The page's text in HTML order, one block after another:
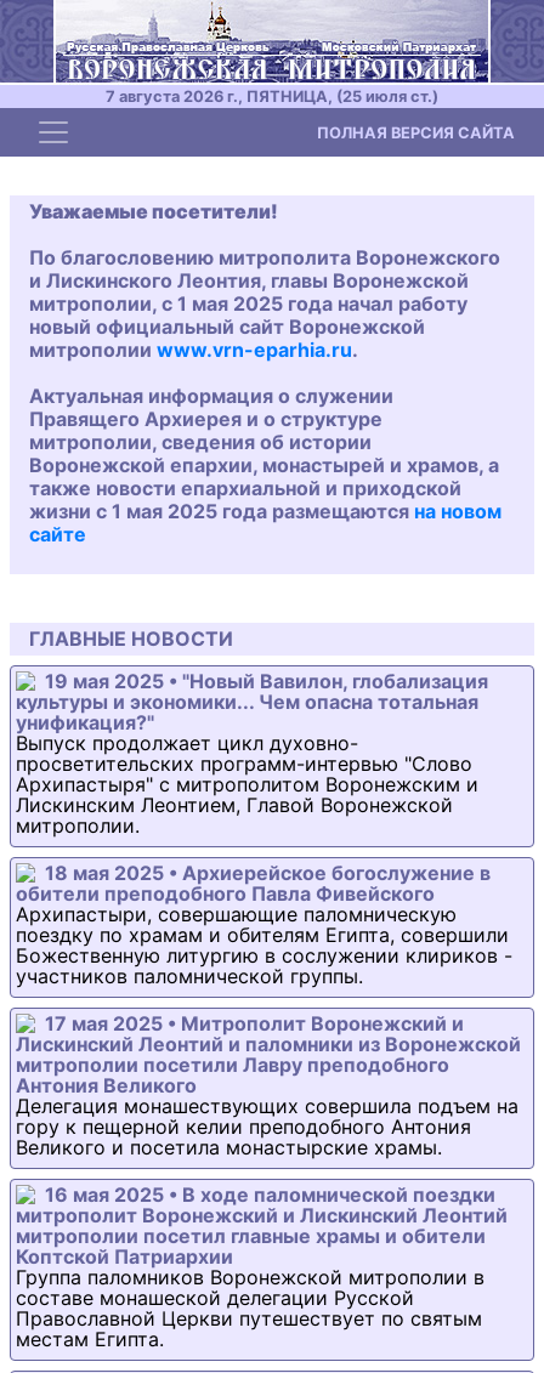
7 августа 2026 г., ПЯТНИЦА, (25 июля ст.)
Toggle navigation ПОЛНАЯ ВЕРСИЯ САЙТА
Уважаемые посетители!
По благословению митрополита Воронежского
и Лискинского Леонтия, главы Воронежской
митрополии, с 1 мая 2025 года начал работу
новый официальный сайт Воронежской
митрополии www.vrn-eparhia.ru.
Актуальная информация о служении
Правящего Архиерея и о структуре
митрополии, сведения об истории
Воронежской епархии, монастырей и храмов, а
также новости епархиальной и приходской
жизни с 1 мая 2025 года размещаются на новом
сайте
ГЛАВНЫЕ НОВОСТИ
19 мая 2025 • "Новый Вавилон, глобализация
культуры и экономики... Чем опасна тотальная
унификация?"
Выпуск продолжает цикл духовно-
просветительских программ-интервью "Слово
Архипастыря" с митрополитом Воронежским и
Лискинским Леонтием, Главой Воронежской
митрополии.
18 мая 2025 • Архиерейское богослужение в
обители преподобного Павла Фивейского
Архипастыри, совершающие паломническую
поездку по храмам и обителям Египта, совершили
Божественную литургию в сослужении клириков -
участников паломнической группы.
17 мая 2025 • Митрополит Воронежский и
Лискинский Леонтий и паломники из Воронежской
митрополии посетили Лавру преподобного
Антония Великого
Делегация монашествующих совершила подъем на
гору к пещерной келии преподобного Антония
Великого и посетила монастырские храмы.
16 мая 2025 • В ходе паломнической поездки
митрополит Воронежский и Лискинский Леонтий
митрополии посетил главные храмы и обители
Коптской Патриархии
Группа паломников Воронежской митрополии в
составе монашеской делегации Русской
Православной Церкви путешествует по святым
местам Египта.